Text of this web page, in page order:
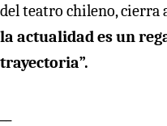
del teatro chileno, cierra
la actualidad es un
trayectoria”.